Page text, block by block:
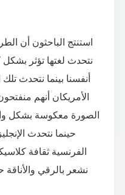
استنتج الباحثون أن
نتحدث لغتها تؤثر
أنفسنا بينما نتحدث
الأمريكان أنهم
الصورة معكوسة بشكل
حينما نتحدث
الفرنسية ثقافة
نشعر بالرقي والأناقة